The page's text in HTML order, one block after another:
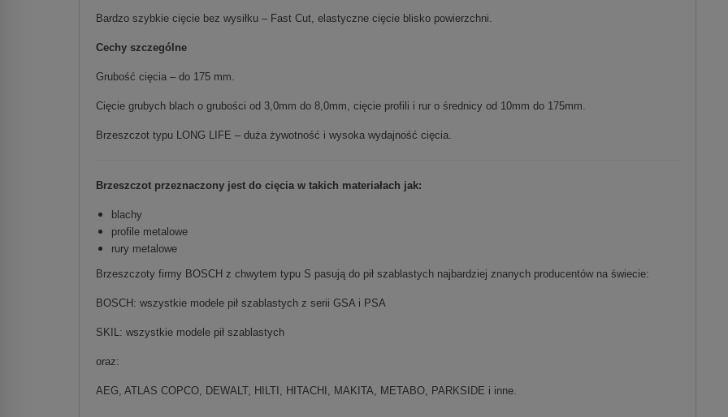
Bardzo szybkie cięcie bez wysiłku – Fast Cut, elastyczne cięcie blisko powierzchni.
Cechy szczególne
Grubość cięcia – do 175 mm.
Cięcie grubych blach o grubości od 3,0mm do 8,0mm, cięcie profili i rur o średnicy od 10mm do 175mm.
Brzeszczot typu LONG LIFE – duża żywotność i wysoka wydajność cięcia.
Brzeszczot przeznaczony jest do cięcia w takich materiałach jak:
blachy
profile metalowe
rury metalowe
Brzeszczoty firmy BOSCH z chwytem typu S pasują do pił szablastych najbardziej znanych producentów na świecie:
BOSCH: wszystkie modele pił szablastych z serii GSA i PSA
SKIL: wszystkie modele pił szablastych
oraz:
AEG, ATLAS COPCO, DEWALT, HILTI, HITACHI, MAKITA, METABO, PARKSIDE i inne.